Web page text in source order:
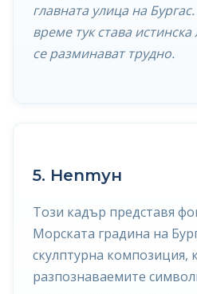
главната улица на
време тук става
се разминават трудно.
5. Нептун
Този кадър представя
Морската градина на
скулптурна композиция,
разпознаваемите